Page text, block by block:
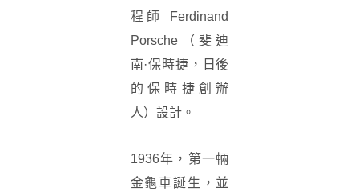
程師 Ferdinand
Porsche（斐迪
南·保時捷，日後
的保時捷創辦
人）設計。
1936年，第一輛
金龜車誕生，並